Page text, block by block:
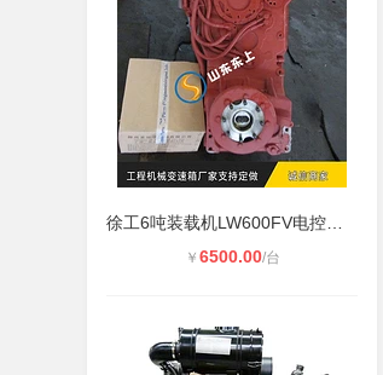
￥ 6500.00/台